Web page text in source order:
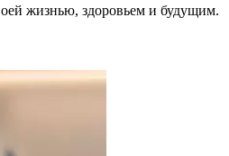
жизнью, здоровьем и будущим.